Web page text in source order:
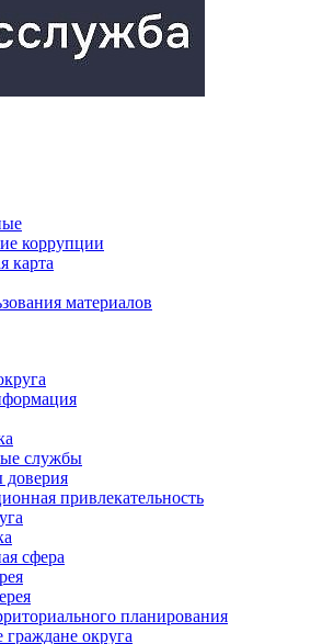
коррупции
карта
материалов
службы
доверия
привлекательность
сфера
планирования
округа